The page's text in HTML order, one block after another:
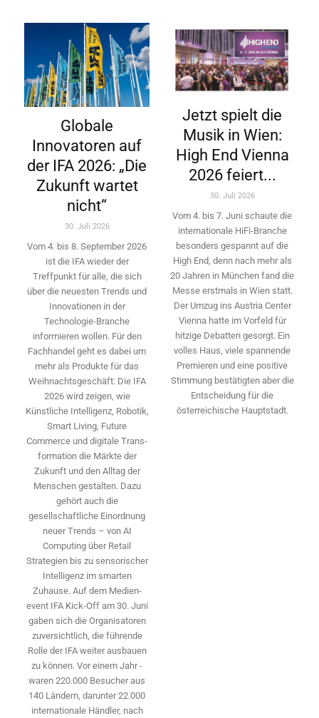
Globale
Innovatoren auf
der IFA 2026: „Die
Zukunft wartet
nicht“
30. Juli 2026
Vom 4. bis 8. September 2026
ist die IFA wieder der
Treffpunkt für alle, die sich
über die neuesten Trends und
Innovationen in der
Technologie-­Branche
informieren wollen. Für den
Fachhandel geht es dabei um
mehr als Produkte für das
Weihnachtsgeschäft: Die IFA
2026 wird ­zeigen, wie
Künstliche Intelligenz, Robotik,
Smart Living, Future
Commerce und digitale Trans­
formation die Märkte der
Zukunft und den Alltag der
Menschen gestalten. Dazu
gehört auch die
gesellschaftliche Einordnung
neuer Trends – von AI
Computing über Retail
Strategien bis zu sensorischer
Intelligenz im smarten
Zuhause. Auf dem Medien­
event IFA Kick-Off am 30. Juni
gaben sich die Organisatoren
zuversichtlich, die führende
Rolle der IFA weiter ausbauen
zu können. Vor einem Jahr ­
waren 220.000 Besucher aus
140 ­Ländern, ­darunter 22.000
internationale Händler, nach
Jetzt spielt die
Musik in Wien:
High End Vienna
2026 feiert...
30. Juli 2026
Vom 4. bis 7. Juni schaute die
internationale HiFi-Branche
besonders gespannt auf die
High End, denn nach mehr als
20 Jahren in München fand die
Messe erstmals in Wien statt.
Der Umzug ins Austria Center
Vienna hatte im Vorfeld für
hitzige Debatten gesorgt. Ein
volles Haus, viele spannende
Premieren und eine positive
Stimmung bestätigten aber die
Entscheidung für die
österreichische Hauptstadt.